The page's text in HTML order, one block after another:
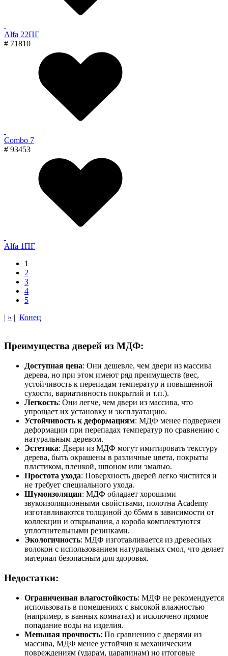
Alfa 22ПГ
# 71810
Combo 7
# 93453
Alfa 1ПГ
1
2
3
4
5
| » | Конец
Преимущества дверей из МДФ:
Доступная цена: Они дешевле, чем двери из массива
дерева, но при этом имеют ряд преимуществ (вес,
устойчивость к перепадам температур и повышенной
сухости, вариативность покрытий и т.п.).
Легкость: Они легче, чем двери из массива, что
упрощает их установку и эксплуатацию.
Устойчивость к деформациям: МДФ менее подвержен
деформации при перепадах температур по сравнению с
натуральным деревом.
Эстетика: Двери из МДФ могут имитировать текстуру
дерева, быть окрашены в различные цвета, покрыты
пластиком, пленкой, шпоном или эмалью.
Простота ухода: Поверхность дверей легко чистится и
не требует специального ухода.
Шумоизоляция: МДФ обладает хорошими
звукоизоляционными свойствами, полотна Academy
изготавливаются толщиной до 65мм в зависимости от
коллекции и открывания, а короба комплектуются
уплотнительными резинками.
Экологичность: МДФ изготавливается из древесных
волокон с использованием натуральных смол, что делает
материал безопасным для здоровья.
Недостатки:
Ограниченная влагостойкость: МДФ не рекомендуется
использовать в помещениях с высокой влажностью
(например, в ванных комнатах) и исключено прямое
попадание воды на изделия.
Меньшая прочность: По сравнению с дверями из
массива, МДФ менее устойчив к механическим
повреждениям (ударам, царапинам) но итоговые